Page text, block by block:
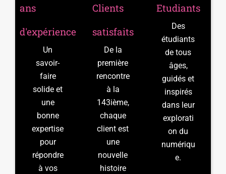
ans
d'expérience
Un
savoir-
faire
solide et
une
bonne
expertise
pour
répondre
à vos
Clients
satisfaits
De la
première
rencontre
à la
143ième,
chaque
client est
une
nouvelle
histoire
Etudiants
Des
étudiants
de tous
âges,
guidés et
inspirés
dans leur
explorati
on du
numériqu
e.